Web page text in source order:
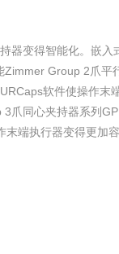
器变得智能化。嵌入
Group 2爪平
软件使操作末
爪同心夹持器系列
端执行器变得更加容